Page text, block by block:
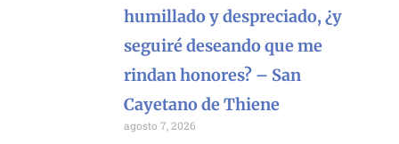
humillado y despreciado, ¿y
seguiré deseando que me
rindan honores? – San
Cayetano de Thiene
agosto 7, 2026